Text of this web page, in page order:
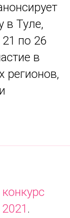
в Туле,
по 26
в
регионов,
.